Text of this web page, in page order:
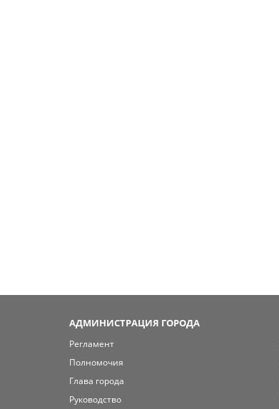
АДМИНИСТРАЦИЯ ГОРОДА
Регламент
Полномочия
Глава города
Руководство